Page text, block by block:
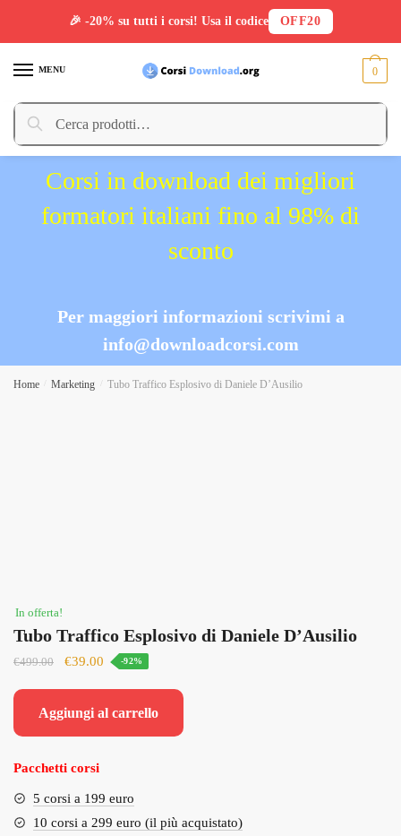
MENU
Cerca:
Cerca
0
Corsi in download dei migliori
formatori italiani fino al 98% di
sconto
Per maggiori informazioni scrivimi a
info@downloadcorsi.com
Home Marketing Tubo Traffico Esplosivo di Daniele D’Ausilio
In offerta!
Tubo Traffico Esplosivo di Daniele D’Ausilio
€499.00
Il
era:
€39.00 Il
è:
-92%
Aggiungi al carrello
Pacchetti corsi
5 corsi a 199 euro
10 corsi a 299 euro (il più acquistato)
🎉 -20% su tutti i corsi! Usa il codice OFF20